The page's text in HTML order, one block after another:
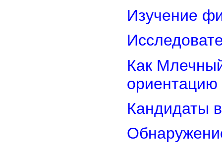
Изучение
Как
ориентацию
Кандидаты